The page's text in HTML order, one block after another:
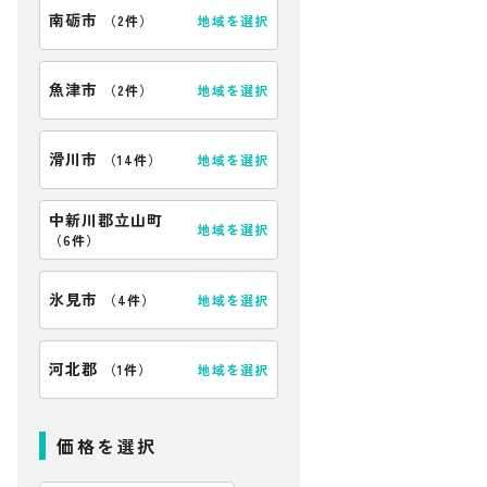
南砺市 （2件） 地域を選択
魚津市 （2件） 地域を選択
滑川市 （14件） 地域を選択
中新川郡立山町
（6件）
地域を選択
氷見市 （4件） 地域を選択
河北郡 （1件） 地域を選択
価格を選択